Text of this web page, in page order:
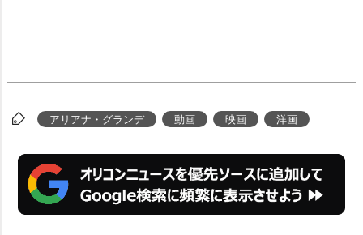
アリアナ・グランデ 動画 映画 洋画